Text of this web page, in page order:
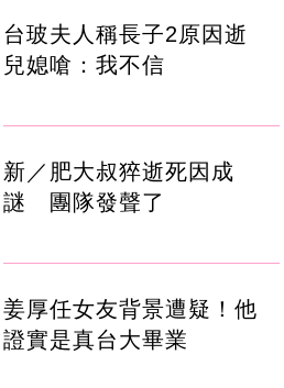
台玻夫人稱長子2原因逝
兒媳嗆：我不信
新／肥大叔猝逝死因成
謎 團隊發聲了
姜厚任女友背景遭疑！他
證實是真台大畢業